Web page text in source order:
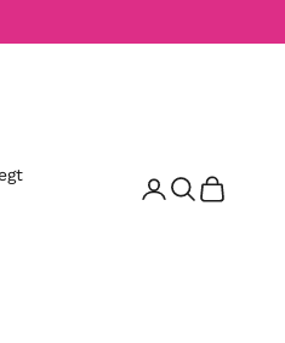
SuchenWarenkorb